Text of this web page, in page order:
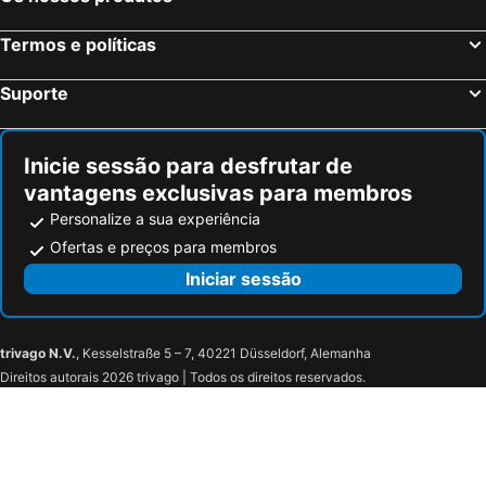
Termos e políticas
Suporte
Inicie sessão para desfrutar de
vantagens exclusivas para membros
Personalize a sua experiência
Ofertas e preços para membros
Iniciar sessão
trivago N.V., Kesselstraße 5 – 7, 40221 Düsseldorf, Alemanha
Direitos autorais 2026 trivago | Todos os direitos reservados.